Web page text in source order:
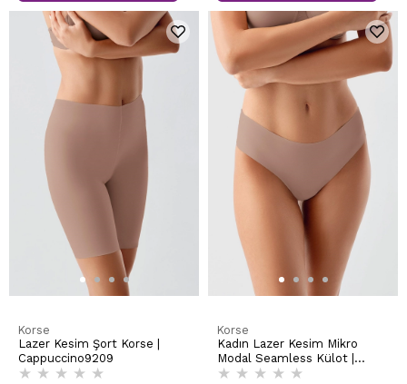
Korse
Lazer Kesim Şort Korse |
Cappuccino9209
★ ★ ★ ★ ★
Korse
Kadın Lazer Kesim Mikro
Modal Seamless Külot |
Cappuccino 9203
★ ★ ★ ★ ★